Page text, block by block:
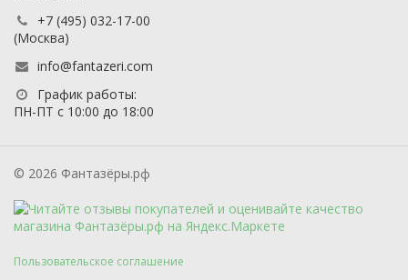
+7 (495) 032-17-00
(Москва)
info@fantazeri.com
График работы:
ПН-ПТ с 10:00 до 18:00
© 2026 Фантазёры.рф
Пользовательское соглашение